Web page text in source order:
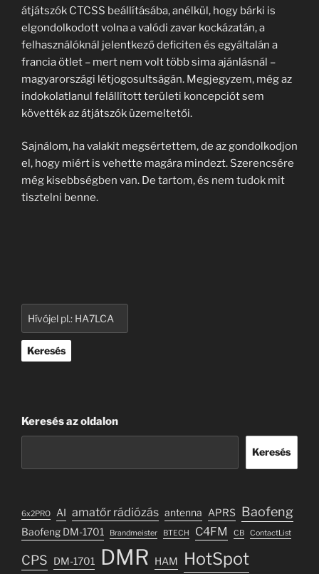
átjátszók CTCSS beállításába, anélkül, hogy bárki is
elgondolkodott volna a valódi zavar kockázatán, a
felhasználóknál jelentkező deficiten és egyáltalán a
francia ötlet – mert nem volt több sima ajánlásnál –
magyarországi létjogosultságán. Megjegyzem, még az
indokolatlanul felállított területi koncepciót sem
követték az átjátszók üzemeltetői.
Sajnálom, ha valakit megsértettem, de az gondolkodjon
el, hogy miért is vehette magára mindezt. Szerencsére
még kisebbségben van. De tartom, és nem tudok mit
tisztelni benne.
Keresés
Keresés az oldalon
Keresés
6x2PRO AI amatőr rádiózás antenna APRS Baofeng
Baofeng DM-1701 Brandmeister BTECH C4FM CB ContactList
CPS DM-1701 DMR HAM HotSpot